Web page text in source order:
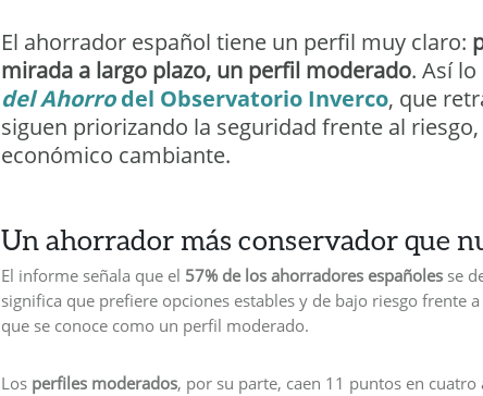
El ahorrador español tiene un perfil muy claro:
mirada a largo plazo, un perfil moderado. Así
del Ahorrodel Observatorio Inverco, que
siguen priorizando la seguridad frente al
económico cambiante.
Un ahorrador más conservador que
El informe señala que el 57% de los ahorradores españoles se
significa que prefiere opciones estables y de bajo riesgo frente
que se conoce como un perfil moderado.
Los perfiles moderados, por su parte, caen 11 puntos en